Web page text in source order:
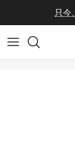
コンテンツへス
只今